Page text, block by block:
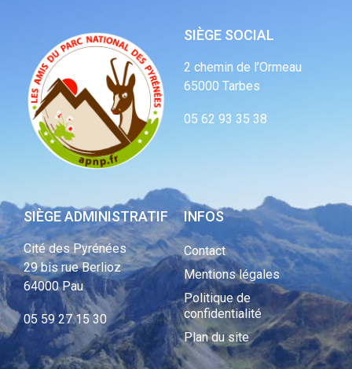
SIÈGE SOCIAL
2 chemin de l’Ormeau
65000 Tarbes
05 62 93 35 38
SIÈGE ADMINISTRATIF
Cité des Pyrénées
29 bis rue Berlioz
64000 Pau
05 59 27 15 30
INFOS
Contact
Mentions légales
Politique de
confidentialité
Plan du site